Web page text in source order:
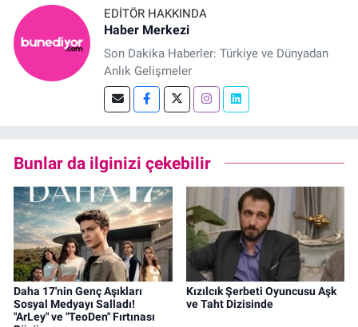
EDITÖR HAKKINDA
Haber Merkezi
Son Dakika Haberler: Türkiye ve Dünyadan
Anlık Gelişmeler
Bunlar da ilginizi çekebilir
Daha 17'nin Genç Aşıkları
Sosyal Medyayı Salladı!
"ArLey" ve "TeoDen" Fırtınası
Kızılcık Şerbeti Oyuncusu Aşk
ve Taht Dizisinde